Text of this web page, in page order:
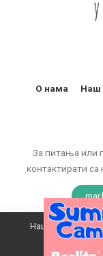
За питања или
контактирати са
О нама Наш
© 2011-2024
Наш вебсајт